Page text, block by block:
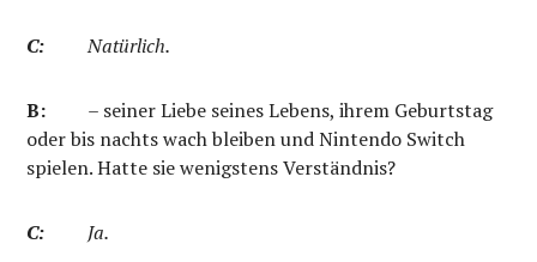
C: Natürlich.
B:
– seiner Liebe seines Lebens, ihrem Geburtstag
oder bis nachts wach bleiben und Nintendo Switch
spielen. Hatte sie wenigstens Verständnis?
C: Ja.